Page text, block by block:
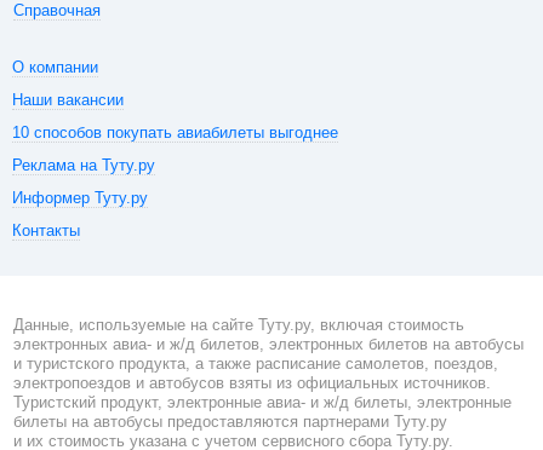
Справочная
О компании
Наши вакансии
10 способов покупать авиабилеты выгоднее
Реклама на Туту.ру
Информер Туту.ру
Контакты
Данные, используемые на сайте Туту.ру, включая стоимость
электронных авиа- и ж/д билетов, электронных билетов на автобусы
и туристского продукта, а также расписание самолетов, поездов,
электропоездов и автобусов взяты из официальных источников.
Туристский продукт, электронные авиа- и ж/д билеты, электронные
билеты на автобусы предоставляются партнерами Туту.ру
и их стоимость указана с учетом сервисного сбора Туту.ру.